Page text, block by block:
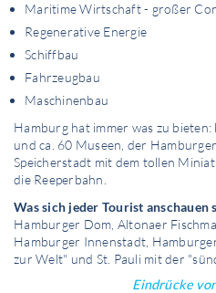
Maritime Wirtschaft - großer
Regenerative Energie
Schiffbau
Fahrzeugbau
Maschinenbau
Hamburg hat immer was zu
und ca. 60 Museen, der
Speicherstadt mit dem tollen
die Reeperbahn.
Was sich jeder Tourist anschauen
Hamburger Dom, Altonaer
Hamburger Innenstadt,
zur Welt" und St. Pauli mit der
Eindrücke